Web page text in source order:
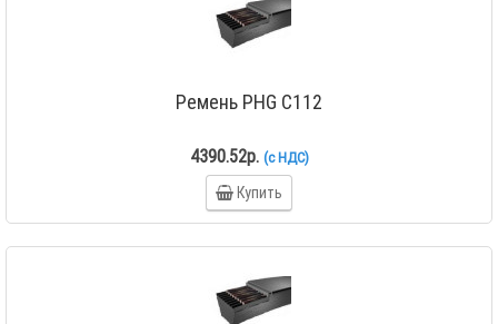
Ремень PHG C112
4390.52р. (с НДС)
Купить